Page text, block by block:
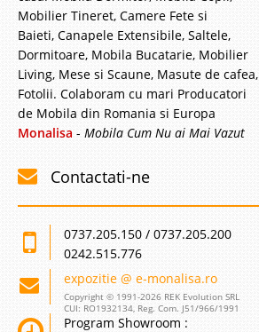
Mobilier Tineret, Camere Fete si
Baieti, Canapele Extensibile, Saltele,
Dormitoare, Mobila Bucatarie, Mobilier
Living, Mese si Scaune, Masute de cafea,
Fotolii. Colaboram cu mari Producatori
de Mobila din Romania si Europa
Monalisa - Mobila Cum Nu ai Mai Vazut
Contactati-ne
0737.205.150 / 0737.205.200
0242.515.776
expozitie @ e-monalisa.ro
Copyright © 1991-2026 REK Evolution SRL
CUI: RO1932134, Reg. Com. J51/966/1991
Program Showroom :